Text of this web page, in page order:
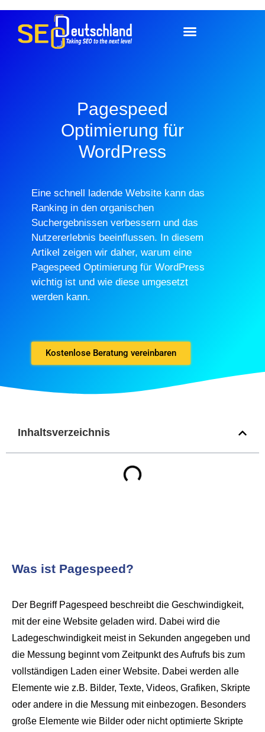
Pagespeed
Optimierung für
WordPress
Eine schnell ladende Website kann das
Ranking in den organischen
Suchergebnissen verbessern und das
Nutzererlebnis beeinflussen. In diesem
Artikel zeigen wir daher, warum eine
Pagespeed Optimierung für WordPress
wichtig ist und wie diese umgesetzt
werden kann.
Kostenlose Beratung vereinbaren
Inhaltsverzeichnis
Was ist Pagespeed?
Der Begriff Pagespeed beschreibt die Geschwindigkeit,
mit der eine Website geladen wird. Dabei wird die
Ladegeschwindigkeit meist in Sekunden angegeben und
die Messung beginnt vom Zeitpunkt des Aufrufs bis zum
vollständigen Laden einer Website. Dabei werden alle
Elemente wie z.B. Bilder, Texte, Videos, Grafiken, Skripte
oder andere in die Messung mit einbezogen. Besonders
große Elemente wie Bilder oder nicht optimierte Skripte